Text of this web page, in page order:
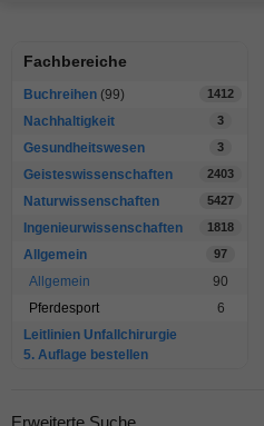
Fachbereiche
Buchreihen (99) 1412
Nachhaltigkeit 3
Gesundheitswesen 3
Geisteswissenschaften 2403
Naturwissenschaften 5427
Ingenieurwissenschaften 1818
Allgemein 97
Allgemein
90
Pferdesport
6
Leitlinien Unfallchirurgie
5. Auflage bestellen